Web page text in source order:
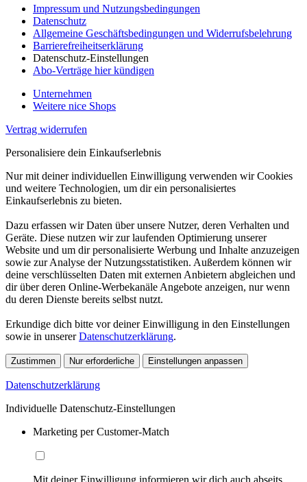
Impressum und Nutzungsbedingungen
Datenschutz
Allgemeine Geschäftsbedingungen und Widerrufsbelehrung
Barrierefreiheitserklärung
Datenschutz-Einstellungen
Abo-Verträge hier kündigen
Unternehmen
Weitere nice Shops
Vertrag widerrufen
Personalisiere dein Einkaufserlebnis
Nur mit deiner individuellen Einwilligung verwenden wir Cookies
und weitere Technologien, um dir ein personalisiertes
Einkaufserlebnis zu bieten.
Dazu erfassen wir Daten über unsere Nutzer, deren Verhalten und
Geräte. Diese nutzen wir zur laufenden Optimierung unserer
Website und um dir personalisierte Werbung und Inhalte anzuzeigen
sowie zur Analyse der Nutzungsstatistiken. Außerdem können wir
deine verschlüsselten Daten mit externen Anbietern abgleichen und
dir über deren Online-Werbekanäle Angebote anzeigen, nur wenn
du deren Dienste bereits selbst nutzt.
Erkundige dich bitte vor deiner Einwilligung in den Einstellungen
sowie in unsererDatenschutzerklärung.
Zustimmen Nur erforderliche Einstellungen anpassen
Datenschutzerklärung
Individuelle Datenschutz-Einstellungen
Marketing per Customer-Match
Mit deiner Einwilligung informieren wir dich auch abseits